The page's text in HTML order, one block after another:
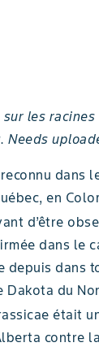
les racines
Needs
dans
en
d’être
dans le
depuis dans
du
était
contre